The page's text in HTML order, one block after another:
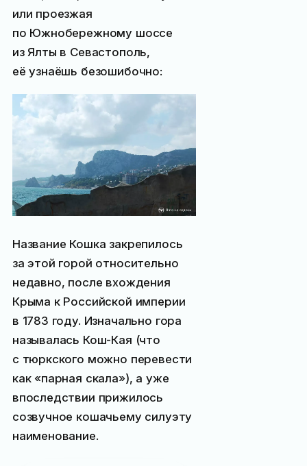
или проезжая
по Южнобережному шоссе
из Ялты в Севастополь,
её узнаёшь безошибочно:
Название Кошка закрепилось
за этой горой относительно
недавно, после вхождения
Крыма к Российской империи
в 1783 году. Изначально гора
называлась Кош-Кая (что
с тюркского можно перевести
как «парная скала»), а уже
впоследствии прижилось
созвучное кошачьему силуэту
наименование.